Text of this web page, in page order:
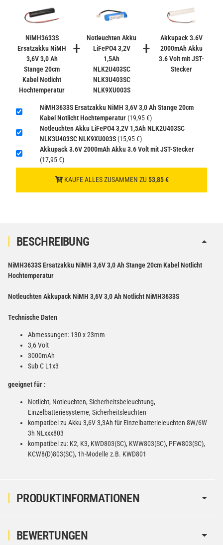
inkl. 19% USt. zzgl.Versand
gem. SV188 ADR)
+
Verbatim Cool'n'Go AirJet Handventilator 4000mAh
Grau Lila
22,95 €
(Gefahrgut UN3480 Versand
gem. SV188 ADR)
1
Verbatim Cool'n'Go AirJet Handventilator Weiß Silber
4000mAh
22,95 €
inkl. 19% USt. zzgl.Versand
(Gefahrgut UN3480 Versand
−
NiMH3633S
Ersatzakku NiMH
3,6V 3,0 Ah
Stange 20cm
Kabel Notlicht
Hochtemperatur
+
Notleuchten Akku
LiFePO4 3,2V
1,5Ah
NLK2U403SC
NLK3U403SC
NLK9XU003S
+
Akkupack 3.6V
2000mAh Akku
3.6 Volt mit JST-
Stecker
NiMH3633S Ersatzakku NiMH 3,6V 3,0 Ah Stange 20cm
Kabel Notlicht Hochtemperatur (19,95 €)
Notleuchten Akku LiFePO4 3,2V 1,5Ah NLK2U403SC
NLK3U403SC NLK9XU003S (15,95 €)
Akkupack 3.6V 2000mAh Akku 3.6 Volt mit JST-Stecker
(17,95 €)
KAUFE ALLES ZUSAMMEN ZU 53,85 €
PRODUKTINFORMATIONEN
BESCHREIBUNG
NiMH3633S Ersatzakku NiMH 3,6V 3,0 Ah Stange 20cm Kabel Notlicht
Hochtemperatur
Notleuchten Akkupack NiMH 3,6V 3,0 Ah Notlicht NiMH3633S
Technische Daten
Abmessungen: 130 x 23mm
3,6 Volt
3000mAh
Sub C L1x3
geeignet für :
Notlicht, Notleuchten, Sicherheitsbeleuchtung,
Einzelbatteriesysteme, Sicherheitsleuchten
kompatibel zu Akku 3,6V 3,3Ah für Einzelbatterieleuchten 8W/6W
3h NLxxx803
kompatibel zu: K2, K3, KWD803(SC), KWW803(SC), PFW803(SC),
KCW8(D)803(SC), 1h-Modelle z.B. KWD801
BEWERTUNGEN